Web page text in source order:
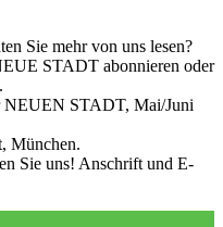
Sie mehr von uns lesen?
STADT abonnieren oder
NEUEN STADT, Mai/Juni
München.
Sie uns! Anschrift und E-